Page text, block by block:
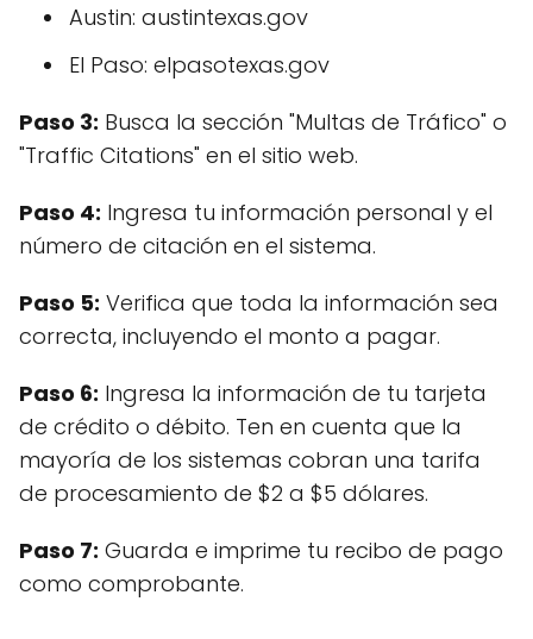
Austin: austintexas.gov
El Paso: elpasotexas.gov
Paso 3: Busca la sección "Multas de Tráfico" o
"Traffic Citations" en el sitio web.
Paso 4: Ingresa tu información personal y el
número de citación en el sistema.
Paso 5: Verifica que toda la información sea
correcta, incluyendo el monto a pagar.
Paso 6: Ingresa la información de tu tarjeta
de crédito o débito. Ten en cuenta que la
mayoría de los sistemas cobran una tarifa
de procesamiento de $2 a $5 dólares.
Paso 7: Guarda e imprime tu recibo de pago
como comprobante.